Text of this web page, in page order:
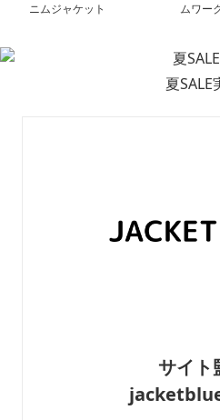
ニムジャケット
ムワー
夏SALE
サイト